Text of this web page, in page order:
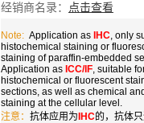
经销商名录：
点击查看
Note: Application as IHC, only
histochemical staining or
staining of paraffin-embedded
Application as ICC/IF, suitable
histochemical or fluorescent
sections, as well as chemical
staining at the cellular level.
注意： 抗体应用为 IHC的，抗体